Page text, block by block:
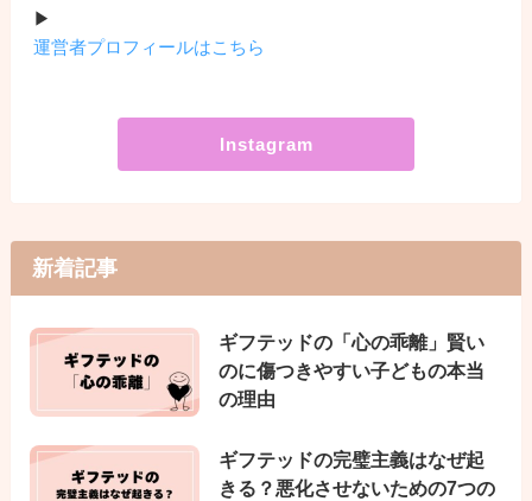
▶
運営者プロフィールはこちら
Instagram
新着記事
ギフテッドの「心の乖離」賢い
のに傷つきやすい子どもの本当
の理由
ギフテッドの完璧主義はなぜ起
きる？悪化させないための7つの